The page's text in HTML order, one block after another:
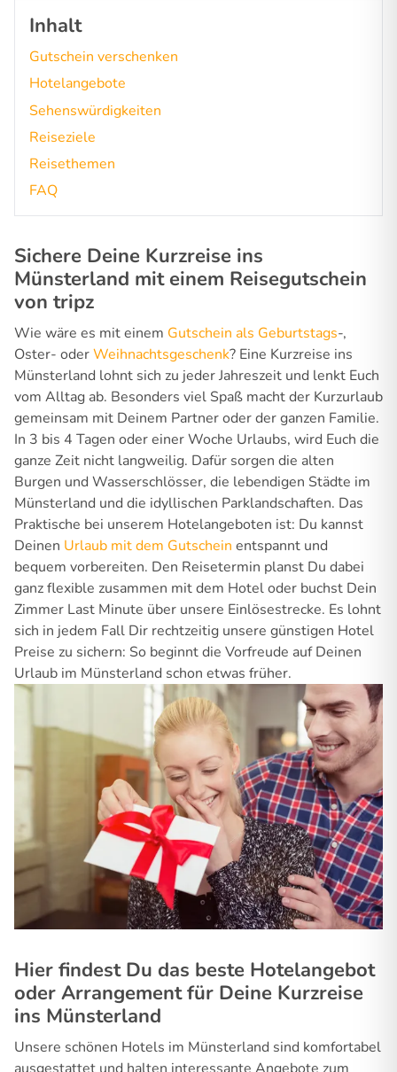
Inhalt
Gutschein verschenken
Hotelangebote
Sehenswürdigkeiten
Reiseziele
Reisethemen
FAQ
Sichere Deine Kurzreise ins
Münsterland mit einem Reisegutschein
von tripz
Wie wäre es mit einem Gutschein als Geburtstags-,
Oster- oderWeihnachtsgeschenk? Eine Kurzreise ins
Münsterland lohnt sich zu jeder Jahreszeit und lenkt Euch
vom Alltag ab. Besonders viel Spaß macht der Kurzurlaub
gemeinsam mit Deinem Partner oder der ganzen Familie.
In 3 bis 4 Tagen oder einer Woche Urlaubs, wird Euch die
ganze Zeit nicht langweilig. Dafür sorgen die alten
Burgen und Wasserschlösser, die lebendigen Städte im
Münsterland und die idyllischen Parklandschaften. Das
Praktische bei unserem Hotelangeboten ist: Du kannst
Deinen Urlaub mit dem Gutschein entspannt und
bequem vorbereiten. Den Reisetermin planst Du dabei
ganz flexible zusammen mit dem Hotel oder buchst Dein
Zimmer Last Minute über unsere Einlösestrecke. Es lohnt
sich in jedem Fall Dir rechtzeitig unsere günstigen Hotel
Preise zu sichern: So beginnt die Vorfreude auf Deinen
Urlaub im Münsterland schon etwas früher.
Hier findest Du das beste Hotelangebot
oder Arrangement für Deine Kurzreise
ins Münsterland
Unsere schönen Hotels im Münsterland sind komfortabel